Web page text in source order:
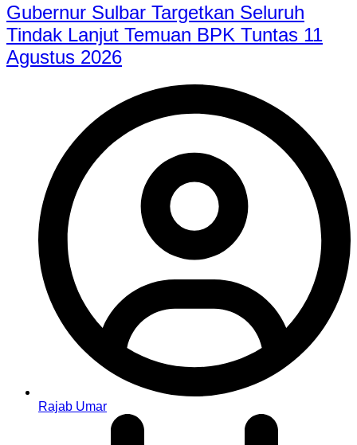
Gubernur Sulbar Targetkan Seluruh
Tindak Lanjut Temuan BPK Tuntas 11
Agustus 2026
Rajab Umar